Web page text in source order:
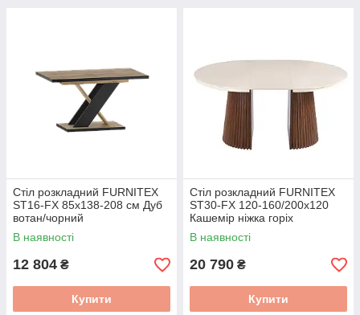
Стіл розкладний FURNITEX
ST16-FX 85x138-208 см Дуб
вотан/чорний
В наявності
12 804 ₴
Купити
Стіл розкладний FURNITEX
ST30-FX 120-160/200x120
Кашемір ніжка горіх
В наявності
20 790 ₴
Купити